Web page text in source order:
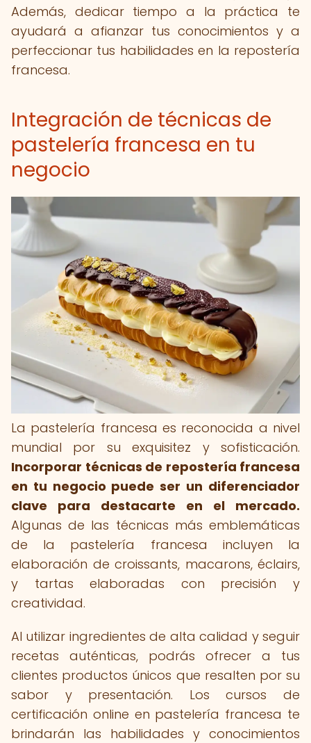
Además, dedicar tiempo a la práctica te
ayudará a afianzar tus conocimientos y a
perfeccionar tus habilidades en la repostería
francesa.
Integración de técnicas de
pastelería francesa en tu
negocio
La pastelería francesa es reconocida a nivel
mundial por su exquisitez y sofisticación.
Incorporar técnicas de repostería francesa
en tu negocio puede ser un diferenciador
clave para destacarte en el mercado.
Algunas de las técnicas más emblemáticas
de la pastelería francesa incluyen la
elaboración de croissants, macarons, éclairs,
y tartas elaboradas con precisión y
creatividad.
Al utilizar ingredientes de alta calidad y seguir
recetas auténticas, podrás ofrecer a tus
clientes productos únicos que resalten por su
sabor y presentación. Los cursos de
certificación online en pastelería francesa te
brindarán las habilidades y conocimientos